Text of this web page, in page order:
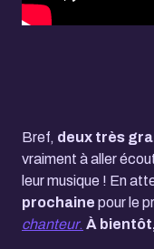
Bref, deux très
vraiment à aller
leur musique ! En
prochaine pour le
chanteur. À